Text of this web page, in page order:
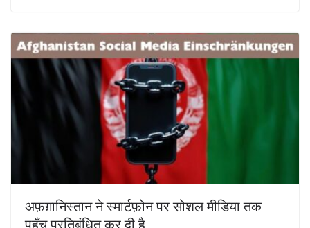
अफ़ग़ानिस्तान ने स्मार्टफ़ोन पर सोशल मीडिया तक